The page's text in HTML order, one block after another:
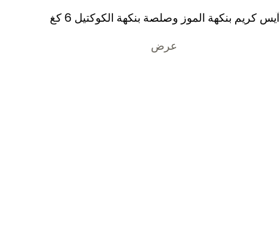
آيس كريم بنكهة الموز وصلصة بنكهة الكوكتيل 6 كغ
عرض